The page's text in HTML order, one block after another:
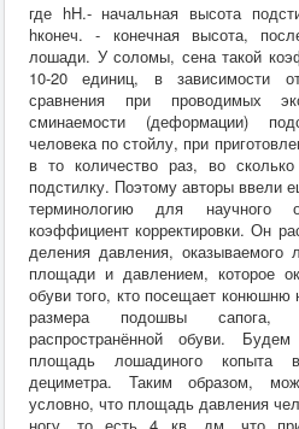
где hH.- начальная высота
hконеч. - конечная высота,
лошади. У соломы, сена такой
10-20 единиц, в зависимости
сравнения при проводимых
сминаемости (деформации)
человека по стойлу, при
в то количество раз, во
подстилку. Поэтому авторы ввели
терминологию для научного
коэффициент корректировки. Он
деления давления,
площади и давлением, которое
обуви того, кто посещает
размера подошвы сапога,
распространённой обуви.
площадь лошадиного копыта
дециметра. Таким образом,
условно, что площадь давления